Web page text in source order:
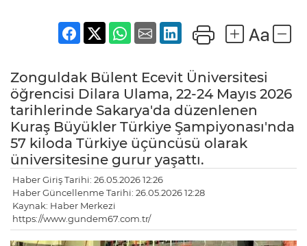
Zonguldak Bülent Ecevit Üniversitesi
öğrencisi Dilara Ulama, 22-24 Mayıs 2026
tarihlerinde Sakarya'da düzenlenen
Kuraş Büyükler Türkiye Şampiyonası'nda
57 kiloda Türkiye üçüncüsü olarak
üniversitesine gurur yaşattı.
Haber Giriş Tarihi: 26.05.2026 12:26
Haber Güncellenme Tarihi: 26.05.2026 12:28
Kaynak: Haber Merkezi
https://www.gundem67.com.tr/